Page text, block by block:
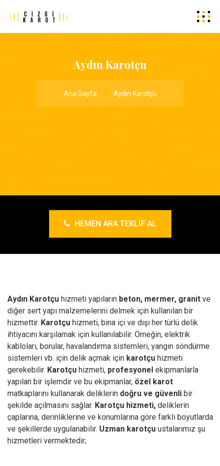
Aydın Karotçu
Ana Sayfa Aydın Karotçu
HEMEN ARA TEKLIF AL
Aydın Karotçu hizmeti yapıların beton, mermer, granit ve
diğer sert yapı malzemelerini delmek için kullanılan bir
hizmettir. Karotçu hizmeti, bina içi ve dışı her türlü delik
ihtiyacını karşılamak için kullanılabilir. Örneğin, elektrik
kabloları, borular, havalandırma sistemleri, yangın söndürme
sistemleri vb. için delik açmak için karotçu hizmeti
gerekebilir. Karotçu hizmeti, profesyonel ekipmanlarla
yapılan bir işlemdir ve bu ekipmanlar, özel karot
matkaplarını kullanarak deliklerin doğru ve güvenli bir
şekilde açılmasını sağlar. Karotçu hizmeti, deliklerin
çaplarına, derinliklerine ve konumlarına göre farklı boyutlarda
ve şekillerde uygulanabilir. Uzman karotçu ustalarımız şu
hizmetleri vermektedir;